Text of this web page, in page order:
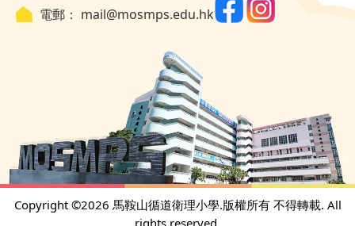
電郵： mail@mosmps.edu.hk
Copyright ©2026 馬鞍山循道衛理小學.版權所有 不得轉載. All